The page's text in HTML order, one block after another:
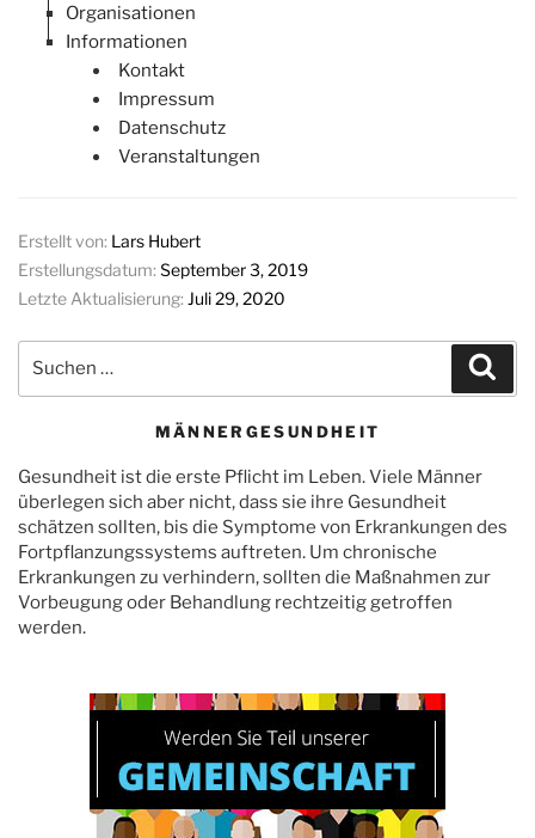
Organisationen
Informationen
Kontakt
Impressum
Datenschutz
Veranstaltungen
Erstellt von: Lars Hubert
Erstellungsdatum: September 3, 2019
Letzte Aktualisierung: Juli 29, 2020
MÄNNERGESUNDHEIT
Gesundheit ist die erste Pflicht im Leben. Viele Männer
überlegen sich aber nicht, dass sie ihre Gesundheit
schätzen sollten, bis die Symptome von Erkrankungen des
Fortpflanzungssystems auftreten. Um chronische
Erkrankungen zu verhindern, sollten die Maßnahmen zur
Vorbeugung oder Behandlung rechtzeitig getroffen
werden.